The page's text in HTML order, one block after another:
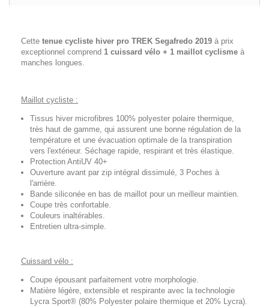
Cette tenue cycliste hiver pro TREK Segafredo 2019 à prix
exceptionnel comprend 1 cuissard vélo + 1 maillot cyclisme à
manches longues.
Maillot cycliste :
Tissus hiver microfibres 100% polyester polaire thermique,
très haut de gamme, qui assurent une bonne régulation de la
température et une évacuation optimale de la transpiration
vers l'extérieur. Séchage rapide, respirant et très élastique.
Protection AntiUV 40+
Ouverture avant par zip intégral dissimulé, 3 Poches à
l'arrière.
Bande siliconée en bas de maillot pour un meilleur maintien.
Coupe très confortable.
Couleurs inaltérables.
Entretien ultra-simple.
Cuissard vélo :
Coupe épousant parfaitement votre morphologie.
Matière légère, extensible et respirante avec la technologie
Lycra Sport® (80% Polyester polaire thermique et 20% Lycra).